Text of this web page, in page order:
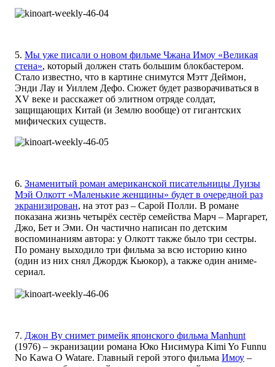
5. Мы уже писали о новом фильме Чжана Имоу «Великая
стена», который должен стать большим блокбастером.
Стало известно, что в картине снимутся Мэтт Деймон,
Энди Лау и Уиллем Дефо. Сюжет будет разворачиваться в
XV веке и расскажет об элитном отряде солдат,
защищающих Китай (и Землю вообще) от гигантских
мифических существ.
6. Знаменитый роман американской писательницы Луизы
Мэй Олкотт «Маленькие женщины» будет в очередной раз
экранизирован, на этот раз – Сарой Полли. В романе
показана жизнь четырёх сестёр семейства Марч – Маргарет,
Джо, Бет и Эми. Он частично написан по детским
воспоминаниям автора: у Олкотт также было три сестры.
По роману выходило три фильма за всю историю кино
(один из них снял Джордж Кьюкор), а также один аниме-
сериал.
7. Джон Ву снимет римейк японского фильма Manhunt
(1976) – экранизации романа Юко Нисимура Kimi Yo Funnu
No Kawa O Watare. Главный герой этого фильма Имоу –